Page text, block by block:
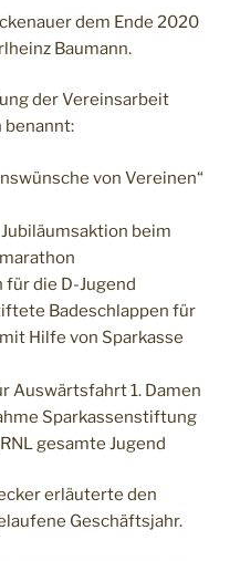
dem Ende 2020
Baumann.
der Vereinsarbeit
von Vereinen“
beim
die D-Jugend
Badeschlappen für
Hilfe von Sparkasse
Auswärtsfahrt 1. Damen
Sparkassenstiftung
gesamte Jugend
erläuterte den
Geschäftsjahr.